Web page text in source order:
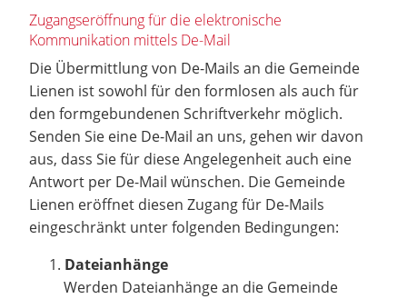
Zugangseröffnung für die elektronische
Kommunikation mittels De-Mail
Die Übermittlung von De-Mails an die Gemeinde
Lienen ist sowohl für den formlosen als auch für
den formgebundenen Schriftverkehr möglich.
Senden Sie eine De-Mail an uns, gehen wir davon
aus, dass Sie für diese Angelegenheit auch eine
Antwort per De-Mail wünschen. Die Gemeinde
Lienen eröffnet diesen Zugang für De-Mails
eingeschränkt unter folgenden Bedingungen:
Dateianhänge
Werden Dateianhänge an die Gemeinde